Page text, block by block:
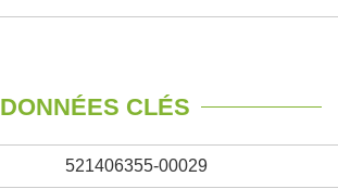
DONNÉES CLÉS
521406355-00029